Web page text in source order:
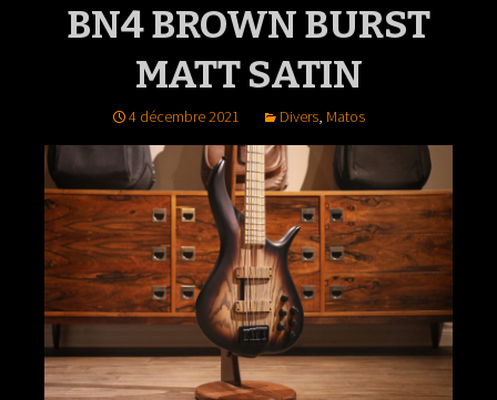
BN4 BROWN BURST
MATT SATIN
4 décembre 2021 Divers, Matos